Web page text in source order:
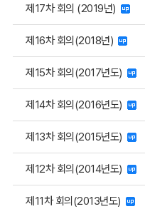
제17차 회의 (2019년)
제16차 회의(2018년)
제15차 회의(2017년도)
제14차 회의(2016년도)
제13차 회의(2015년도)
제12차 회의(2014년도)
제11차 회의(2013년도)